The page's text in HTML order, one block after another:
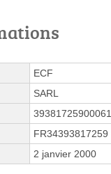
ECF
SARL
39381725900061
FR34393817259
2 janvier 2000